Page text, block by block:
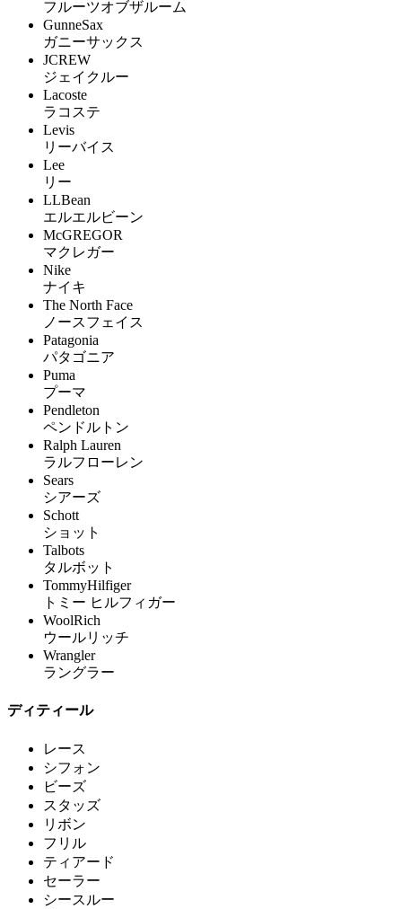
フルーツオブザルーム
GunneSax
ガニーサックス
JCREW
ジェイクルー
Lacoste
ラコステ
Levis
リーバイス
Lee
リー
LLBean
エルエルビーン
McGREGOR
マクレガー
Nike
ナイキ
The North Face
ノースフェイス
Patagonia
パタゴニア
Puma
プーマ
Pendleton
ペンドルトン
Ralph Lauren
ラルフローレン
Sears
シアーズ
Schott
ショット
Talbots
タルボット
TommyHilfiger
トミー ヒルフィガー
WoolRich
ウールリッチ
Wrangler
ラングラー
ディティール
レース
シフォン
ビーズ
スタッズ
リボン
フリル
ティアード
セーラー
シースルー